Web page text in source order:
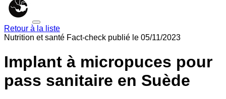
Retour à la liste
Nutrition et santé Fact-check publié le 05/11/2023
Implant à micropuces pour
pass sanitaire en Suède